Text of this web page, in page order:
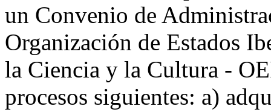
un Convenio de
Organización de Estados
la Ciencia y la Cultura -
procesos siguientes: a)